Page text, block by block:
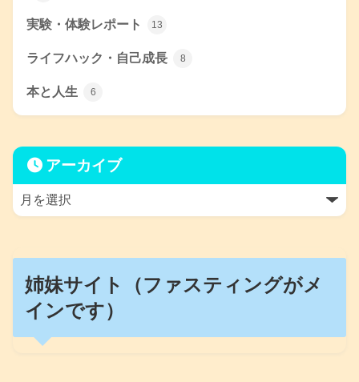
実験・体験レポート 13
ライフハック・自己成長 8
本と人生 6
アーカイブ
姉妹サイト（ファスティングがメ
インです）